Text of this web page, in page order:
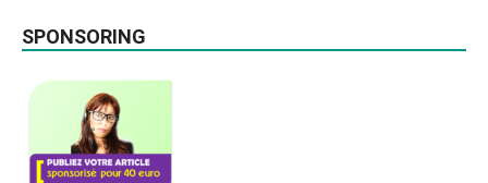
SPONSORING